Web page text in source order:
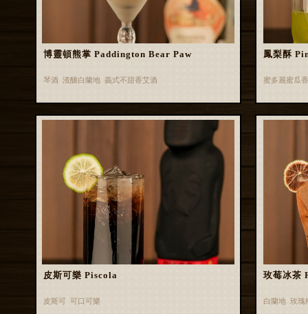
博靈頓熊掌 Paddington Bear Paw
琴酒 渣釀白蘭地 義式不甜香艾酒
鳳梨酥
蜜多麗蜜瓜
皮斯可樂 Piscola
皮斯可 可口可樂
玫莓冰茶
白蘭地 玫瑰